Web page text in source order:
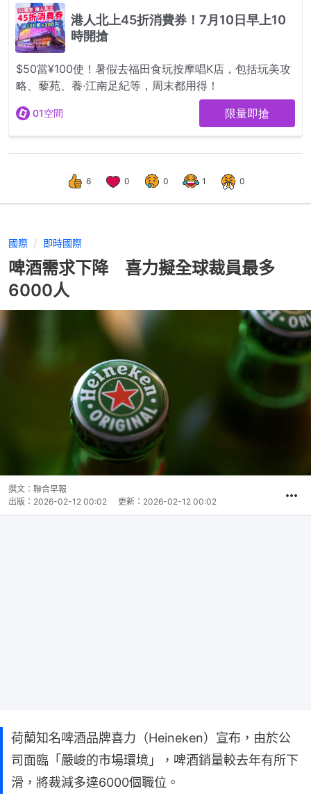
6 0 0 1 0
國際 即時國際
啤酒需求下降 喜力擬全球裁員最多
6000人
撰文： 聯合早報
出版： 2026-02-12 00:02 更新： 2026-02-12 00:02
荷蘭知名啤酒品牌喜力（Heineken）宣布，由於公
司面臨「嚴峻的市場環境」，啤酒銷量較去年有所下
滑，將裁減多達6000個職位。